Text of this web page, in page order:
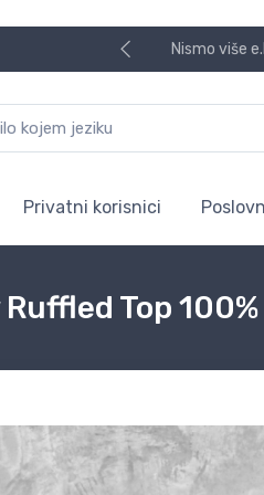
Nismo više
Privatni korisnici
Top